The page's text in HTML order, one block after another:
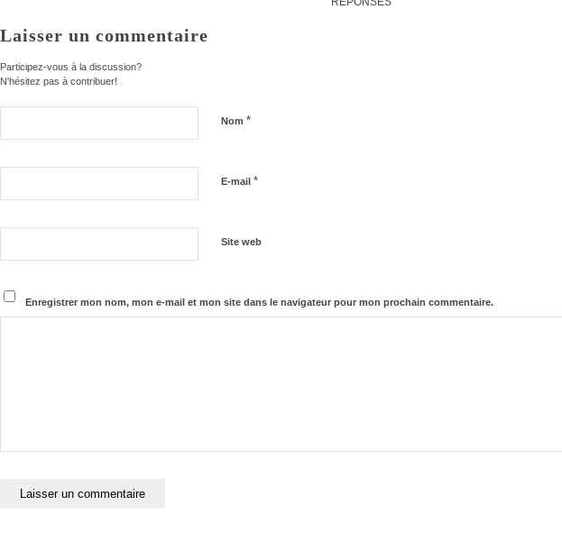
Laisser un commentaire
Participez-vous à la discussion?
N'hésitez pas à contribuer!
Nom *
E-mail *
Site web
Enregistrer mon nom, mon e-mail et mon site dans le navigateur pour mon prochain commentaire.